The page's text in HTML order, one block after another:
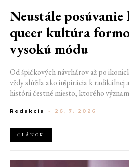
Neustále
queer kultúra
vysokú módu
Od špičkových návrhárov až po
vždy slúžila ako inšpirácia k radikálnej
histórii čestné miesto, ktorého
postihom a nebezpečenstvu,
jeden druhého a vďaka veľkolepej
okraji spoločnosti priestor zažiariť na
Redakcia - 26. 7. 2026
ČLÁNOK